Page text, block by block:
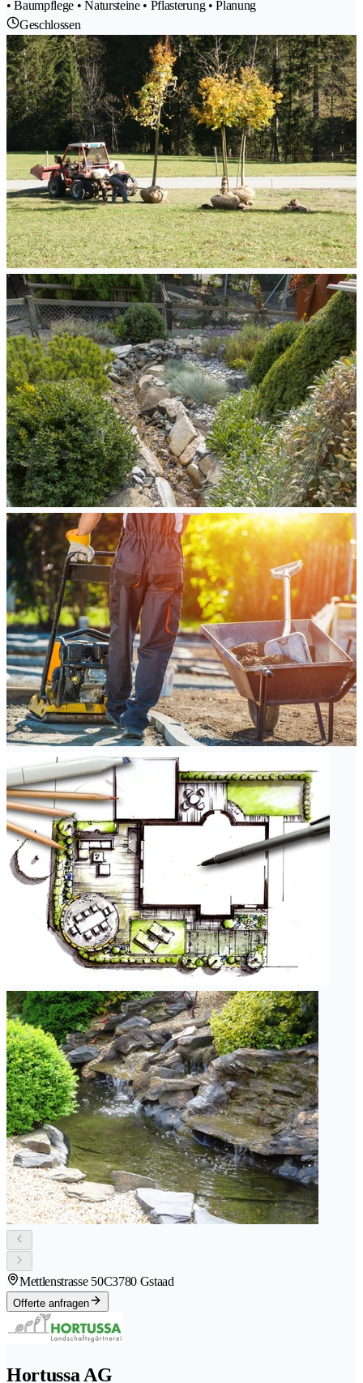
• Baumpflege • Natursteine • Pflasterung • Planung
Geschlossen
Mettlenstrasse 50C3780 Gstaad
Offerte anfragen
Hortussa AG